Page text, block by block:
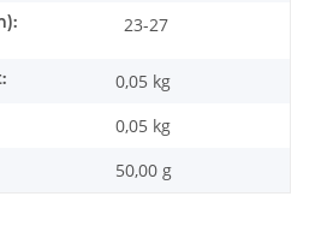
23-27
0,05 kg
0,05 kg
50,00 g